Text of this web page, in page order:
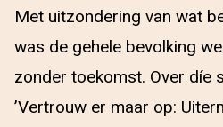
Met uitzondering van wat
was de gehele bevolking
zonder toekomst. Over díe
’Vertrouw er maar op: